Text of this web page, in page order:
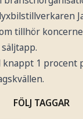
tillhör
knappt 1 procent
FÖLJ TAGGAR